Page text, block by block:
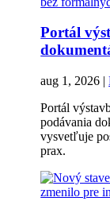
Portál
aug 1, 2026 |
Portál
podávania
vysvetľuje
prax.